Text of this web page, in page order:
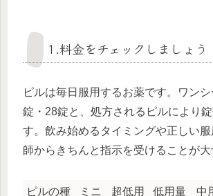
1.料金をチェックしましょう
ピルは毎日服用するお薬です。ワン
錠・28錠と、処方されるピルにより
す。飲み始めるタイミングや正しい
師からきちんと指示を受けることが大
ピルの種 ミニ 超低用 低用量 中